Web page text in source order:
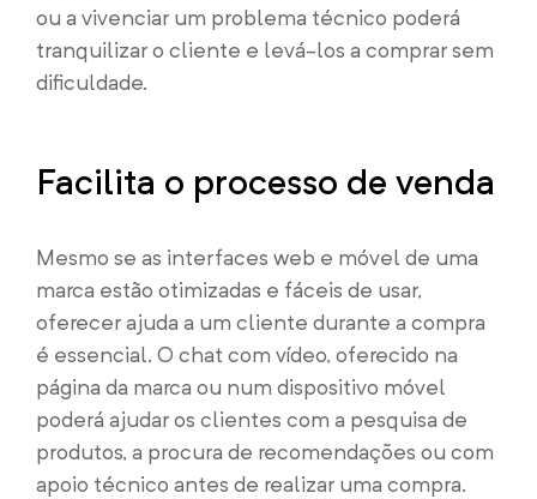
ou a vivenciar um problema técnico poderá
tranquilizar o cliente e levá-los a comprar sem
dificuldade.
Facilita o processo de venda
Mesmo se as interfaces web e móvel de uma
marca estão otimizadas e fáceis de usar,
oferecer ajuda a um cliente durante a compra
é essencial. O chat com vídeo, oferecido na
página da marca ou num dispositivo móvel
poderá ajudar os clientes com a pesquisa de
produtos, a procura de recomendações ou com
apoio técnico antes de realizar uma compra.